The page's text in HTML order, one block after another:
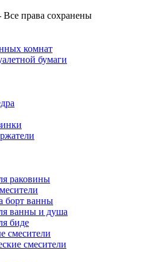
права сохранены
комнат
бумаги
раковины
борт ванны
ванны и душа
биде
смесители
смесители